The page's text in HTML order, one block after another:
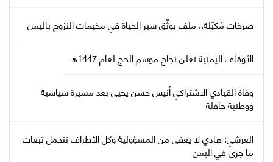
صرخات مُكبّلة.. ملف يوثّق سير الحياة في مخيمات النزوح باليمن
الأوقاف اليمنية تعلن نجاح موسم الحج لعام 1447هـ
وفاة القيادي الاشتراكي أنيس حسن يحيى بعد مسيرة سياسية
ووطنية حافلة
العرشي: هادي لا يعفى من المسؤولية وكل الأطراف تتحمل تبعات
ما جرى في اليمن